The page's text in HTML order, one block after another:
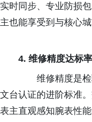
实时同步、专业防损
主也能享受到与核心
4. 维修精度达标率
维修精度是检
文台认证的进阶标准
表主直观感知腕表性能